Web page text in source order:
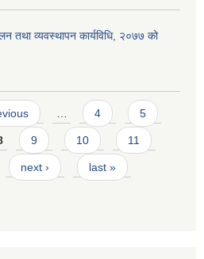
तथा व्यवस्थापन कार्यविधि, २०७७ को
… 4 5
9 10 11
next › last »